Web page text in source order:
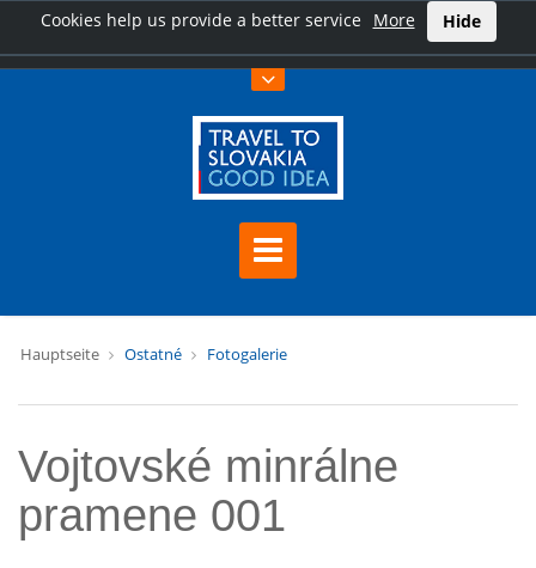
Cookies help us provide a better service More Hide
Hauptseite Ostatné Fotogalerie
Vojtovské minrálne
pramene 001